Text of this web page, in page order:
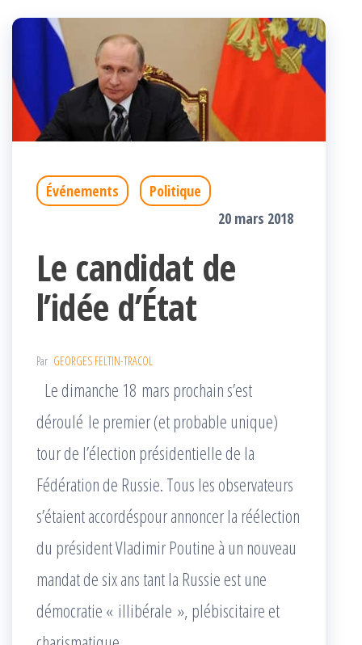
Événements
Politique
20 mars 2018
Le candidat de
l’idée d’État
Par GEORGES FELTIN-TRACOL
Le dimanche 18 mars prochain s’est
déroulé le premier (et probable unique)
tour de l’élection présidentielle de la
Fédération de Russie. Tous les observateurs
s’étaient accordéspour annoncer la réélection
du président Vladimir Poutine à un nouveau
mandat de six ans tant la Russie est une
démocratie « illibérale », plébiscitaire et